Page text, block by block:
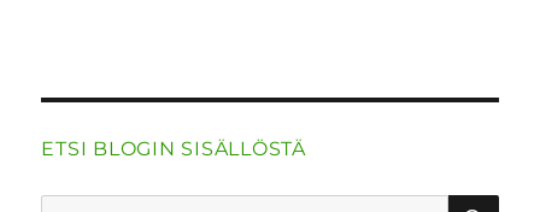
ETSI BLOGIN SISÄLLÖSTÄ